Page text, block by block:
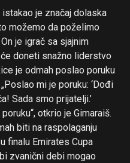
je značaj dolaska
možemo da poželimo
je igrač sa sjajnim
doneti snažno liderstvo
je odmah poslao poruku
mi je poruku: ‘Dođi
Sada smo prijatelji.’
otkrio je Gimaraiš.
biti na raspolaganju
finalu Emirates Cupa
zvanični debi mogao